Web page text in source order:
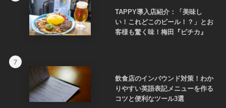
TAPPY導入店紹介：「美味し
い！これどこのビール！？」とお
客様も驚く味！梅田『ピチカ』
7
飲食店のインバウンド対策！わか
りやすい英語表記メニューを作る
コツと便利なツール3選